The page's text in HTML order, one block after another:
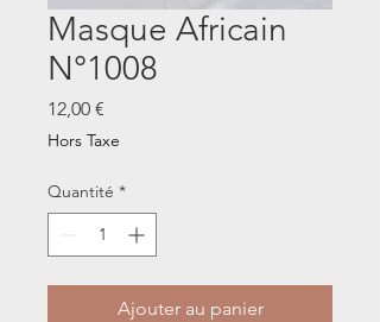
Masque Africain
N°1008
12,00 €
Hors Taxe
Quantité *
Ajouter au panier